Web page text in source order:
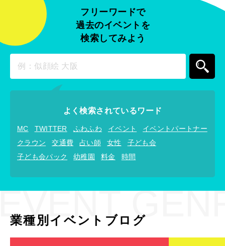
フリーワードで
過去のイベントを
検索してみよう
よく検索されているワード
MC TWITTER ふわふわ イベント
イベントパートナー
クラウン
交通費 占い師 女性
子ども会
子ども会パック
幼稚園 料金 時間
業種別イベントブログ